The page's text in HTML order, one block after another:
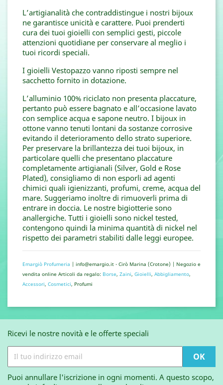
L’artigianalità che contraddistingue i nostri bijoux
ne garantisce unicità e carattere. Puoi prenderti
cura dei tuoi gioielli con semplici gesti, piccole
attenzioni quotidiane per conservare al meglio i
tuoi ricordi speciali.
I gioielli Vestopazzo vanno riposti sempre nel
sacchetto fornito in dotazione.
L’alluminio 100% riciclato non presenta placcature,
pertanto può essere bagnato e all’occasione lavato
con semplice acqua e sapone neutro. I bijoux in
ottone vanno tenuti lontani da sostanze corrosive
evitando il deterioramento dello strato superiore.
Per preservare la brillantezza dei tuoi bijoux, in
particolare quelli che presentano placcature
completamente artigianali (Silver, Gold e Rose
Plated), consigliamo di non esporli ad agenti
chimici quali igienizzanti, profumi, creme, acqua del
mare. Suggeriamo inoltre di rimuoverli prima di
entrare in doccia. Le nostre bigiotterie sono
anallergiche. Tutti i gioielli sono nickel tested,
contengono quindi la minima quantità di nickel nel
rispetto dei parametri stabiliti dalle leggi europee.
Emargiò Profumeria | info@emargio.it - Cirò Marina (Crotone) | Negozio e
vendita online Articoli da regalo: Borse, Zaini, Gioielli, Abbigliamento,
Accessori, Cosmetici, Profumi
Ricevi le nostre novità e le offerte speciali
Puoi annullare l'iscrizione in ogni momenti. A questo scopo,